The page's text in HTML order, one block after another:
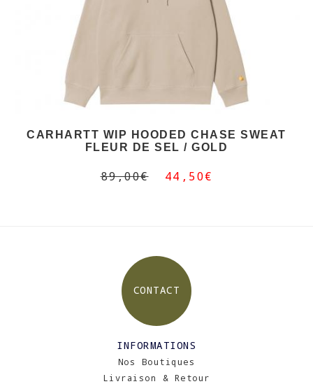
CARHARTT WIP HOODED CHASE SWEAT
FLEUR DE SEL / GOLD
89,00€ 44,50€
CONTACT
INFORMATIONS
Nos Boutiques
Livraison & Retour